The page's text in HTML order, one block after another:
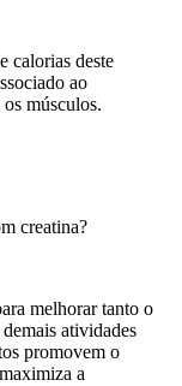
calorias deste
ao
músculos.
creatina?
melhorar tanto o
atividades
promovem o
a